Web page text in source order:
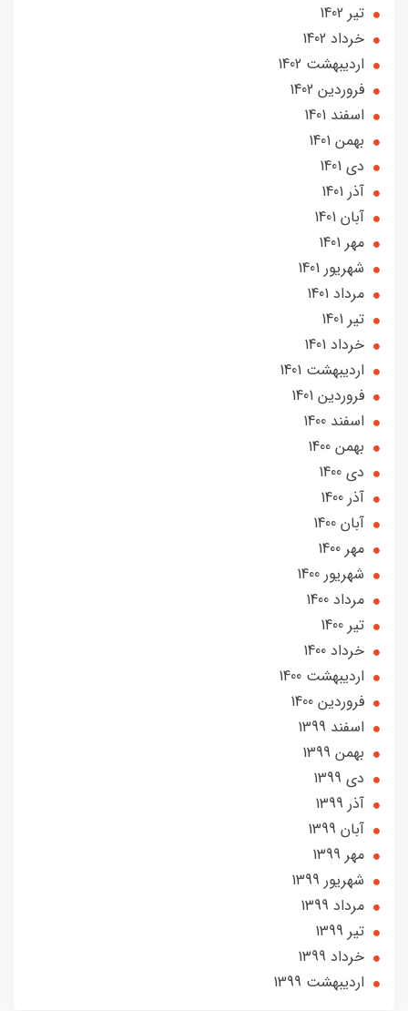
تير 1402
خرداد 1402
ارديبهشت 1402
فروردین 1402
اسفند 1401
بهمن 1401
دی 1401
آذر 1401
آبان 1401
مهر 1401
شهریور 1401
مرداد 1401
تير 1401
خرداد 1401
ارديبهشت 1401
فروردین 1401
اسفند 1400
بهمن 1400
دی 1400
آذر 1400
آبان 1400
مهر 1400
شهریور 1400
مرداد 1400
تير 1400
خرداد 1400
ارديبهشت 1400
فروردین 1400
اسفند 1399
بهمن 1399
دی 1399
آذر 1399
آبان 1399
مهر 1399
شهریور 1399
مرداد 1399
تير 1399
خرداد 1399
ارديبهشت 1399